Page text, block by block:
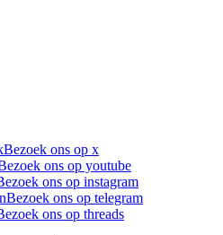
Bezoek ons op x
ons op youtube
ons op instagram
Bezoek ons op telegram
ons op threads